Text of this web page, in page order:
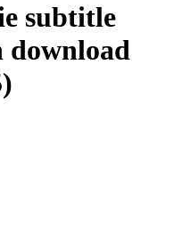
subtitle
download